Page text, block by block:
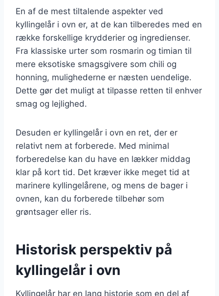
En af de mest tiltalende aspekter ved
kyllingelår i ovn er, at de kan tilberedes med en
række forskellige krydderier og ingredienser.
Fra klassiske urter som rosmarin og timian til
mere eksotiske smagsgivere som chili og
honning, mulighederne er næsten uendelige.
Dette gør det muligt at tilpasse retten til enhver
smag og lejlighed.
Desuden er kyllingelår i ovn en ret, der er
relativt nem at forberede. Med minimal
forberedelse kan du have en lækker middag
klar på kort tid. Det kræver ikke meget tid at
marinere kyllingelårene, og mens de bager i
ovnen, kan du forberede tilbehør som
grøntsager eller ris.
Historisk perspektiv på
kyllingelår i ovn
Kyllingelår har en lang historie som en del af